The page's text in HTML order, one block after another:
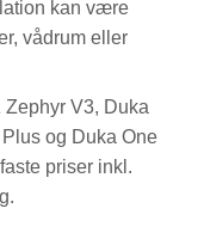
kan være
vådrum eller
Zephyr V3, Duka
og Duka One
priser inkl.